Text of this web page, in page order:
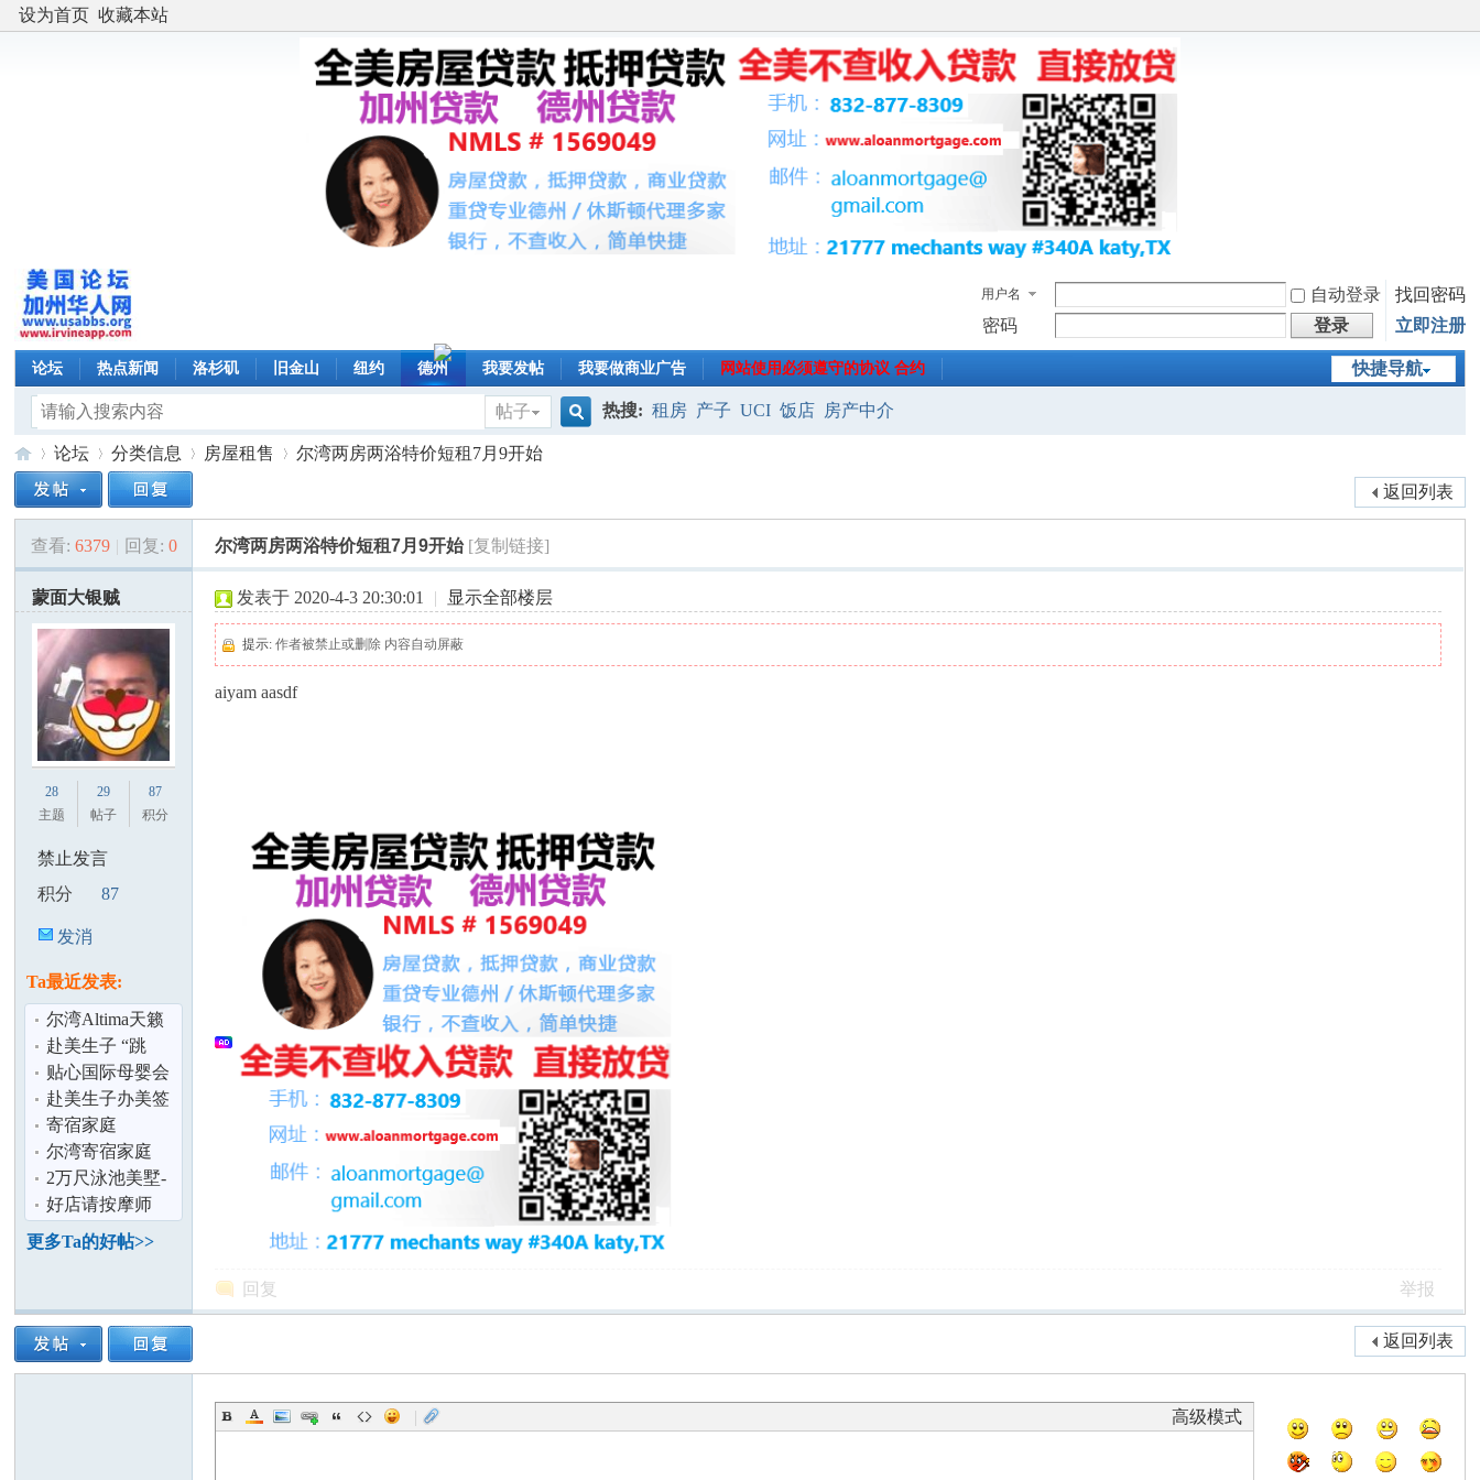
设为首页 收藏本站
用户名 自动登录
找回密码
密码
登录 立即注册
快捷导航
论坛 热点新闻 洛杉矶 旧金山 纽约 德州 我要发帖 我要做商业广告 网站使用必须遵守的协议 合约
帖子
热搜: 租房 产子 UCI 饭店 房产中介
美
国
论
»
论坛
›
分类信息 房屋租售
›
尔湾两房两浴特价短租7月9开始
返回列表
查看: 6379 | 回复: 0 尔湾两房两浴特价短租7月9开始 [复制链接]
蒙面大银贼
28
主题
29
帖子
87
积分
禁止发言
积分
87
发消
Ta最近发表:
尔湾Altima天籁
出租
赴美生子 “跳
团”黑在美国,后
果你能承担？
贴心国际母婴会
所-孕妈妈们最好
的选择
赴美生子办美签
花费2万元,准妈
妈还要被骗多
寄宿家庭
尔湾寄宿家庭
2万尺泳池美墅-
阳台大套房觅有
缘宝妈
好店请按摩师
（色免）
更多Ta的好帖>>
发表于 2020-4-3 20:30:01 | 显示全部楼层
提示:作者被禁止或删除 内容自动屏蔽
aiyam aasdf
回复 举报
返回列表
高级模式
|